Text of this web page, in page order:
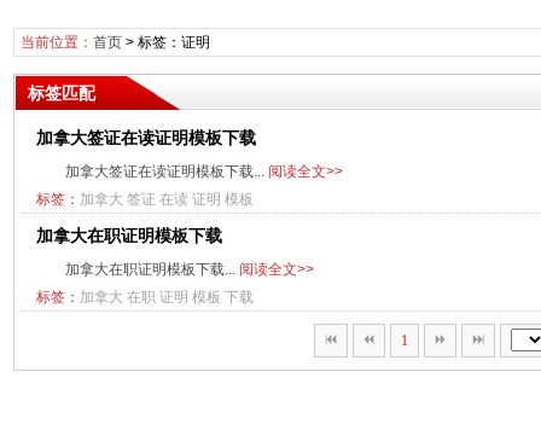
当前位置： 首页> 标签：证明
标签匹配
加拿大签证在读证明模板下载
加拿大签证在读证明模板下载... 阅读全文>>
标签： 加拿大 签证 在读 证明 模板
加拿大在职证明模板下载
加拿大在职证明模板下载... 阅读全文>>
标签： 加拿大 在职 证明 模板 下载
1